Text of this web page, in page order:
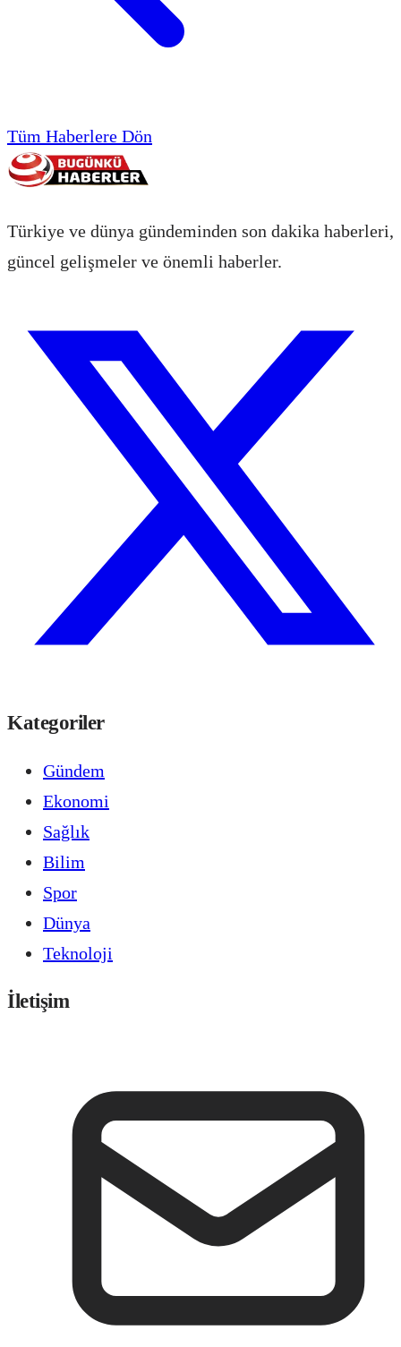
Tüm Haberlere Dön
Türkiye ve dünya gündeminden son dakika haberleri,
güncel gelişmeler ve önemli haberler.
Kategoriler
Gündem
Ekonomi
Sağlık
Bilim
Spor
Dünya
Teknoloji
İletişim